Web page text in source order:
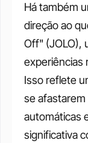
Há também
direção ao
Off" (JOLO),
experiências
Isso reflete
se afastarem
automáticas
significativa